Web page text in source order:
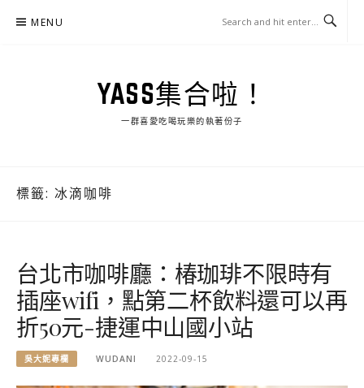
MENU
YASS集合啦！
一群喜愛吃喝玩樂的執著份子
標籤: 冰滴咖啡
台北市咖啡廳：椿珈琲不限時有
插座wifi，點第二杯飲料還可以再
折50元-捷運中山國小站
吳大妮專欄 WUDANI 2022-09-15